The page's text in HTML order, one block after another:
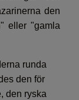
den
eller "gamla
runda
den för
den ryska